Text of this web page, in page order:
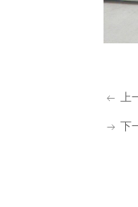
ꂃ 上
ꁹ 下